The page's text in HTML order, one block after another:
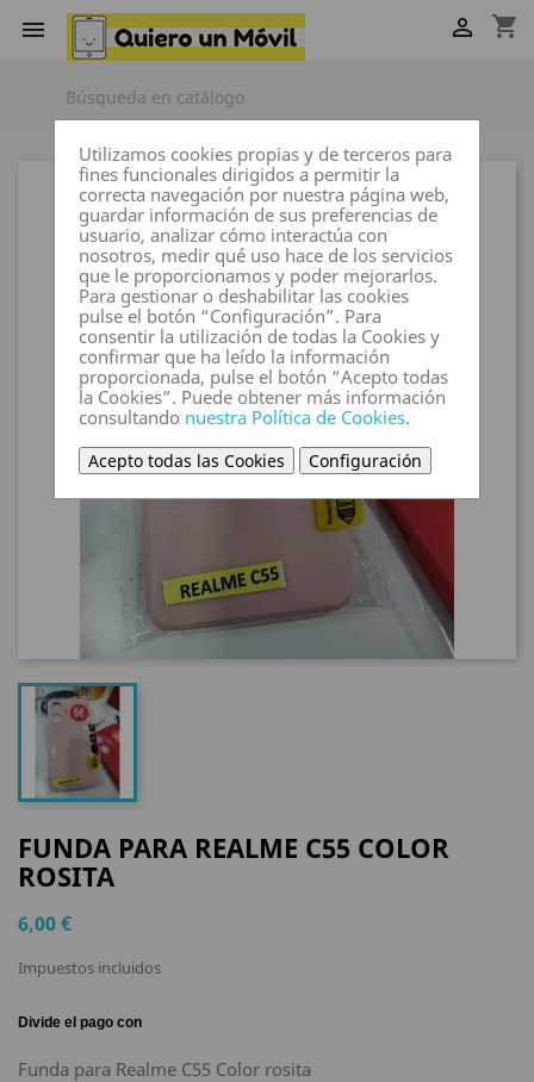
 shopping_cart

FUNDA PARA REALME C55 COLOR
ROSITA
6,00 €
Impuestos incluidos
Funda para Realme C55 Color rosita
Utilizamos cookies propias y de terceros para
fines funcionales dirigidos a permitir la
correcta navegación por nuestra página web,
guardar información de sus preferencias de
usuario, analizar cómo interactúa con
nosotros, medir qué uso hace de los servicios
que le proporcionamos y poder mejorarlos.
Para gestionar o deshabilitar las cookies
pulse el botón “Configuración”. Para
consentir la utilización de todas la Cookies y
confirmar que ha leído la información
proporcionada, pulse el botón “Acepto todas
la Cookies”. Puede obtener más información
consultando nuestra Política de Cookies.
Acepto todas las Cookies Configuración